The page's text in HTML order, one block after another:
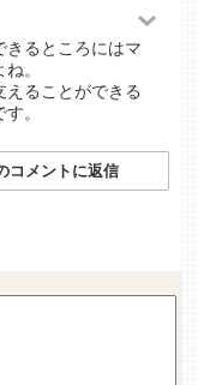
きるところにはマ
。
ることができる
。
コメントに返信